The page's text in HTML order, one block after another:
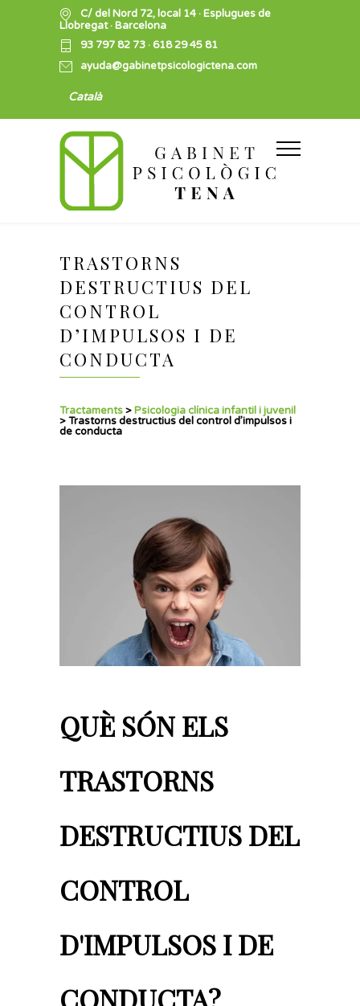
C/ del Nord 72, local 14 · Esplugues de
Llobregat · Barcelona
93 797 82 73 ·618 29 45 81
ayuda@gabinetpsicologictena.com
Català
TRASTORNS
DESTRUCTIUS DEL
CONTROL
D’IMPULSOS I DE
CONDUCTA
Tractaments>Psicologia clínica infantil i juvenil
>Trastorns destructius del control d’impulsos i
de conducta
QUÈ SÓN ELS
TRASTORNS
DESTRUCTIUS DEL
CONTROL
D'IMPULSOS I DE